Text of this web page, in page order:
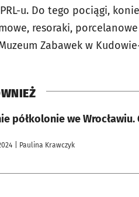
u. Do tego pociągi,
resoraki,
Zabawek w
półkolonie we
| Paulina Krawczyk